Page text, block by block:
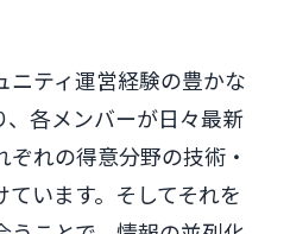
ニティ運営経験の豊かな
、各メンバーが日々最新
れの得意分野の技術・
ています。そしてそれを